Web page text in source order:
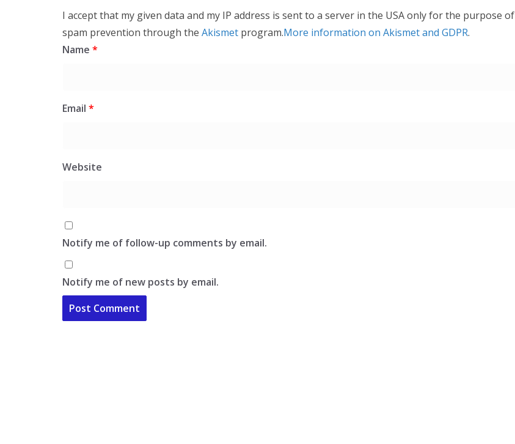
I accept that my given data and my IP address is sent to a server in the USA only for the purpose of
spam prevention through the Akismet program.More information on Akismet and GDPR.
Name *
Email *
Website
Notify me of follow-up comments by email.
Notify me of new posts by email.